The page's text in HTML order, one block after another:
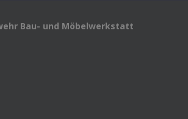
Bau- und Möbelwerkstatt